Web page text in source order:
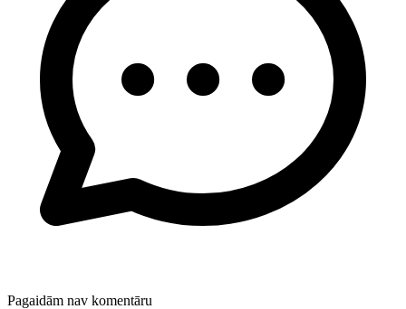
Pagaidām nav komentāru